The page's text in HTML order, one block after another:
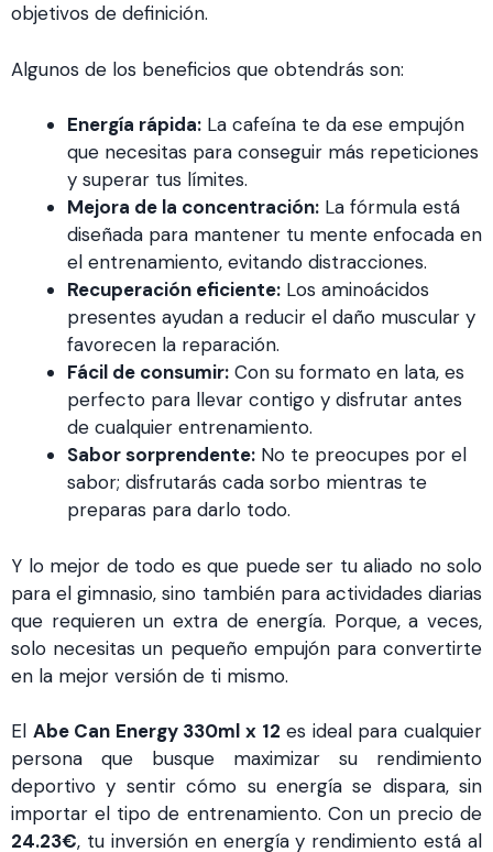
objetivos de definición.
Algunos de los beneficios que obtendrás son:
Energía rápida: La cafeína te da ese empujón
que necesitas para conseguir más repeticiones
y superar tus límites.
Mejora de la concentración: La fórmula está
diseñada para mantener tu mente enfocada en
el entrenamiento, evitando distracciones.
Recuperación eficiente: Los aminoácidos
presentes ayudan a reducir el daño muscular y
favorecen la reparación.
Fácil de consumir: Con su formato en lata, es
perfecto para llevar contigo y disfrutar antes
de cualquier entrenamiento.
Sabor sorprendente: No te preocupes por el
sabor; disfrutarás cada sorbo mientras te
preparas para darlo todo.
Y lo mejor de todo es que puede ser tu aliado no solo
para el gimnasio, sino también para actividades diarias
que requieren un extra de energía. Porque, a veces,
solo necesitas un pequeño empujón para convertirte
en la mejor versión de ti mismo.
El Abe Can Energy 330ml x 12 es ideal para cualquier
persona que busque maximizar su rendimiento
deportivo y sentir cómo su energía se dispara, sin
importar el tipo de entrenamiento. Con un precio de
24.23€, tu inversión en energía y rendimiento está al